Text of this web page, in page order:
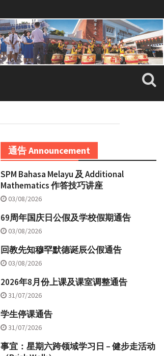
通告 Announcement
SPM Bahasa Melayu 及 Additional
Mathematics 作答技巧讲座
03/08/2026
69周年国庆日公假及学校假期通告
03/08/2026
回教先知穆罕默德诞辰公假通告
03/08/2026
2026年8月份上课及课室调整通告
31/07/2026
学生停课通告
31/07/2026
事宜：星期六跨领域学习日 – 健步走活动